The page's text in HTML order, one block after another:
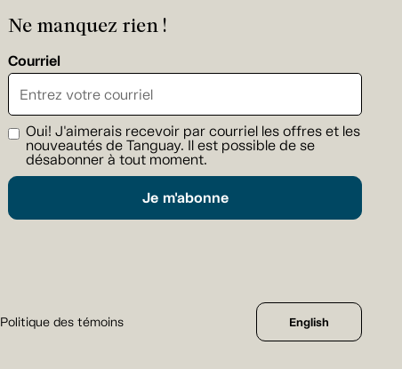
Ne manquez rien !
Courriel
Oui! J'aimerais recevoir par courriel les offres et les
nouveautés de Tanguay. Il est possible de se
désabonner à tout moment.
Je m'abonne
Politique des témoins English